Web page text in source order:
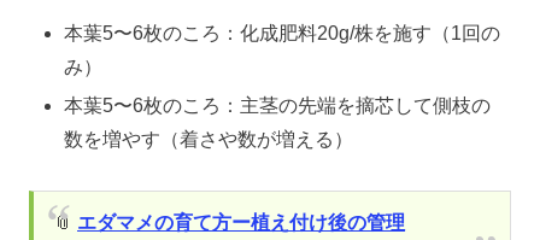
本葉5〜6枚のころ：化成肥料20g/株を施す（1回の
み）
本葉5〜6枚のころ：主茎の先端を摘芯して側枝の
数を増やす（着さや数が増える）
📎 エダマメの育て方ー植え付け後の管理